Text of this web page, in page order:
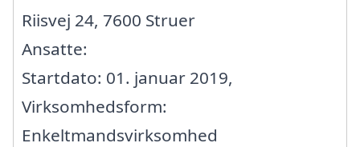
Riisvej 24, 7600 Struer
Ansatte:
Startdato: 01. januar 2019,
Virksomhedsform:
Enkeltmandsvirksomhed